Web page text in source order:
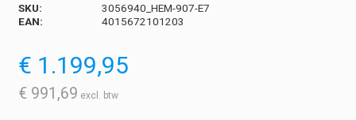
SKU:
3056940_HEM-907-E7
EAN:
4015672101203
€ 1.199,95
€ 991,69